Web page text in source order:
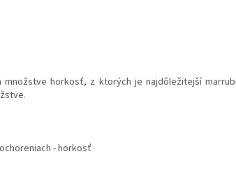
množstve horkosť, z ktorých je najdôležitejší
- horkosť